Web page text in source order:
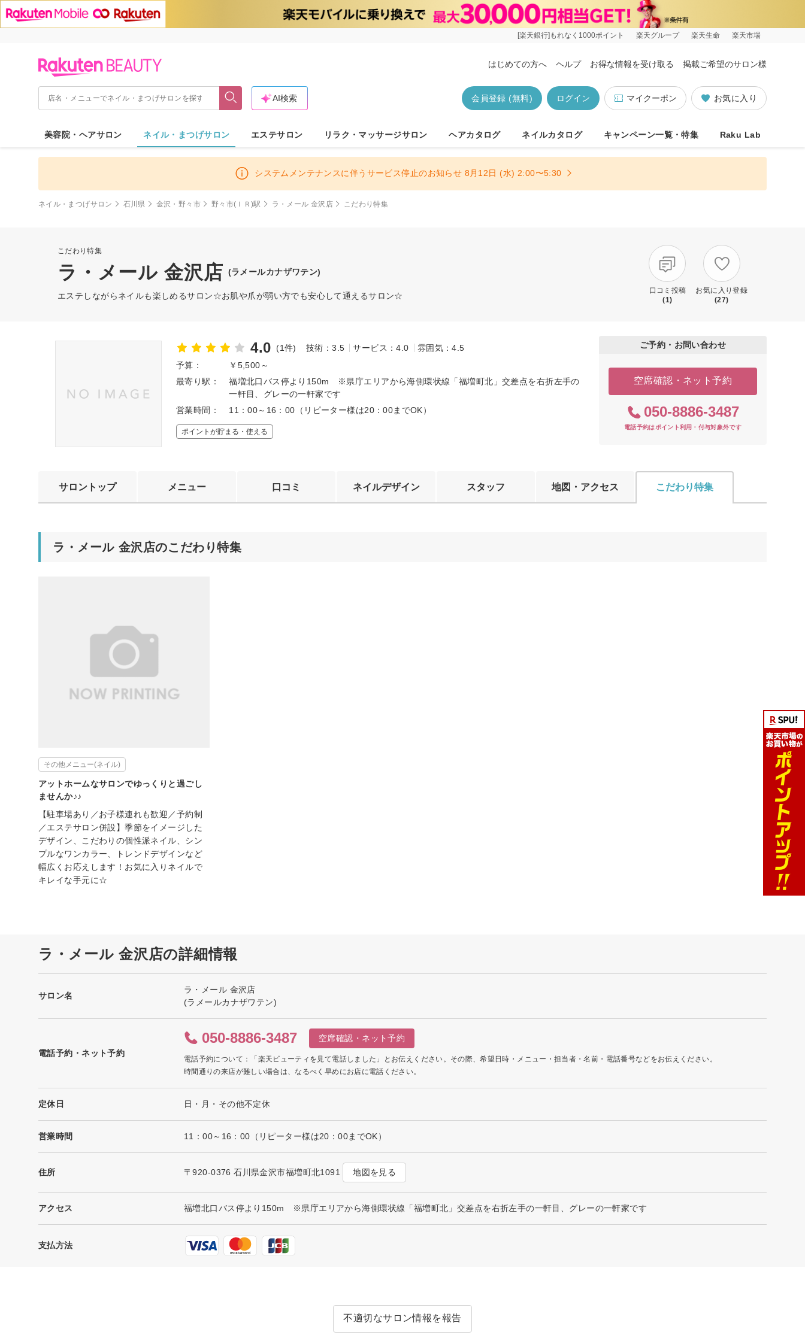
[楽天銀行]もれなく1000ポイント 楽天グループ 楽天生命 楽天市場
はじめての方へ ヘルプ お得な情報を受け取る 掲載ご希望のサロン様
お気に入り
マイクーポン
ログイン
会員登録 (無料)
AI検索
美容院・ヘアサロン ネイル・まつげサロン エステサロン リラク・マッサージサロン ヘアカタログ ネイルカタログ キャンペーン一覧・特集 Raku Lab
システムメンテナンスに伴うサービス停止のお知らせ 8月12日 (水) 2:00〜5:30
ネイル・まつげサロン 石川県 金沢・野々市 野々市(ＩＲ)駅 ラ・メール 金沢店 こだわり特集
こだわり特集
ラ・メール 金沢店 (ラメールカナザワテン)
エステしながらネイルも楽しめるサロン☆お肌や爪が弱い方でも安心して通えるサロン☆
口コミ投稿
(1)
お気に入り登録
(27)
4.0 (1件) 技術：3.5 サービス：4.0
雰囲気：4.5
予算：
￥5,500～
最寄り駅：
福増北口バス停より150m ※県庁エリアから海側環状線「福増町北」交差点を右折左手の
一軒目、グレーの一軒家です
営業時間：
11：00～16：00（リピーター様は20：00までOK）
ポイントが貯まる・使える
ご予約・お問い合わせ
空席確認・ネット予約
050-8886-3487
電話予約はポイント利用・付与対象外です
サロントップ メニュー 口コミ ネイルデザイン スタッフ 地図・アクセス こだわり特集
ラ・メール 金沢店のこだわり特集
その他メニュー(ネイル)
アットホームなサロンでゆっくりと過ごし
ませんか♪♪
【駐車場あり／お子様連れも歓迎／予約制
／エステサロン併設】季節をイメージした
デザイン、こだわりの個性派ネイル、シン
プルなワンカラー、トレンドデザインなど
幅広くお応えします！お気に入りネイルで
キレイな手元に☆
ラ・メール 金沢店の詳細情報
サロン名
ラ・メール 金沢店
(ラメールカナザワテン)
電話予約・ネット予約
050-8886-3487 空席確認・ネット予約
電話予約について：「楽天ビューティを見て電話しました」とお伝えください。その際、希望日時・メニュー・担当者・名前・電話番号などをお伝えください。
時間通りの来店が難しい場合は、なるべく早めにお店に電話ください。
定休日 日・月・その他不定休
営業時間 11：00～16：00（リピーター様は20：00までOK）
住所 〒920-0376 石川県金沢市福増町北1091 地図を見る
アクセス 福増北口バス停より150m ※県庁エリアから海側環状線「福増町北」交差点を右折左手の一軒目、グレーの一軒家です
支払方法
不適切なサロン情報を報告